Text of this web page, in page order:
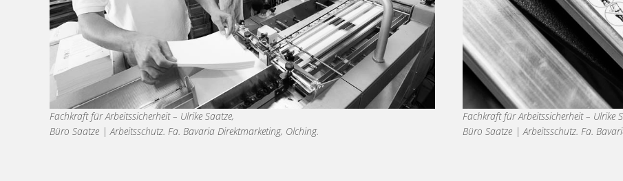
Fachkraft für Arbeitssicherheit – Ulrike Saatze,
Büro Saatze | Arbeitsschutz. Fa. Bavaria Direktmarketing, Olching.
Fachkraft für Arbeitssicherheit – Ulrike
Büro Saatze | Arbeitsschutz. Fa.